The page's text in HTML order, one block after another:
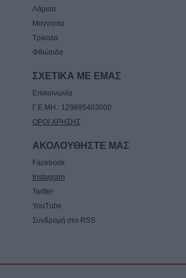
Λάρισα
Μαγνησία
Τρίκαλα
Φθιώτιδα
ΣΧΕΤΙΚΑ ΜΕ ΕΜΑΣ
Επικοινωνία
Γ.Ε.ΜΗ.: 129895403000
ΟΡΟΙ ΧΡΗΣΗΣ
ΑΚΟΛΟΥΘΗΣΤΕ ΜΑΣ
Facebook
Instagram
Twitter
YouTube
Συνδρομή στο RSS